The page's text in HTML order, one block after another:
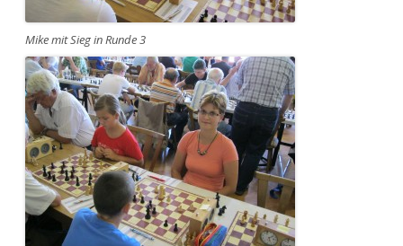
Mike mit Sieg in Runde 3